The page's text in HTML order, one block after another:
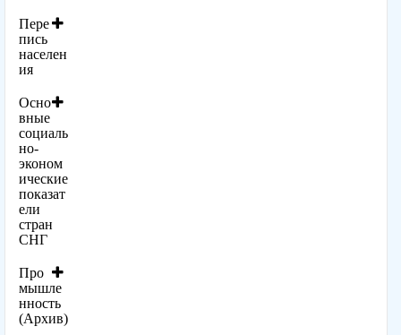
Пере
пись
населен
ия
Осно
вные
социаль
но-
эконом
ические
показат
ели
стран
СНГ
Про
мышле
нность
(Архив)